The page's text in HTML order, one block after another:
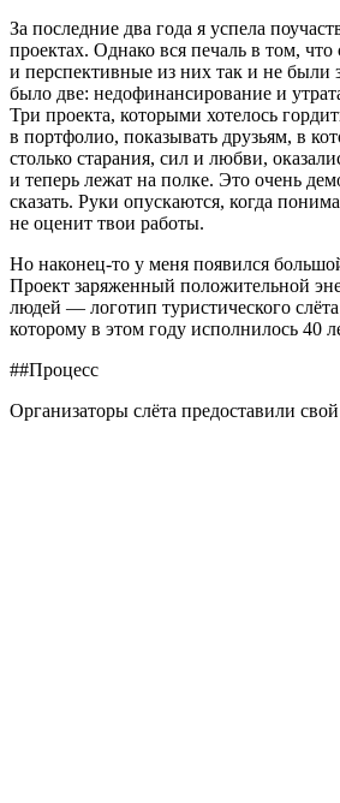
За последние два года я успела
проектах. Однако вся печаль в том,
и перспективные из них так и не
было две: недофинансирование и
Три проекта, которыми хотелось
в портфолио, показывать друзьям, в
столько старания, сил и любви,
и теперь лежат на полке. Это очень
сказать. Руки опускаются, когда
не оценит твои работы.
Но наконец-то у меня появился
Проект заряженный положительной
людей — логотип туристического
которому в этом году исполнилось 40
##Процесс
Организаторы слёта предоставили свой